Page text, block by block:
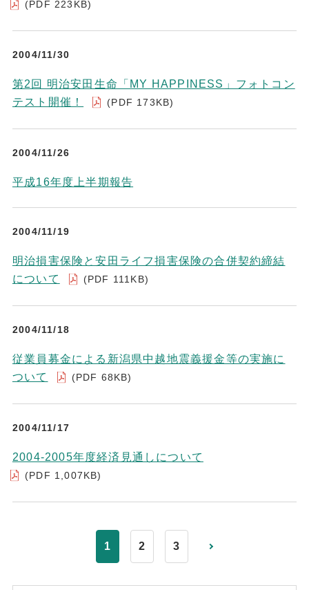
(PDF 223KB)
2004/11/30
第2回 明治安田生命「MY HAPPINESS」フォトコン
テスト開催！
(PDF 173KB)
2004/11/26
平成16年度上半期報告
2004/11/19
明治損害保険と安田ライフ損害保険の合併契約締結
について
(PDF 111KB)
2004/11/18
従業員募金による新潟県中越地震義援金等の実施に
ついて
(PDF 68KB)
2004/11/17
2004-2005年度経済見通しについて
(PDF 1,007KB)
1 2 3